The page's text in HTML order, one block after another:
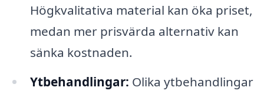
Högkvalitativa material kan öka priset,
medan mer prisvärda alternativ kan
sänka kostnaden.
Ytbehandlingar: Olika ytbehandlingar